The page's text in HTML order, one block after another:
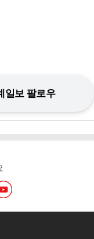
일보 팔로우